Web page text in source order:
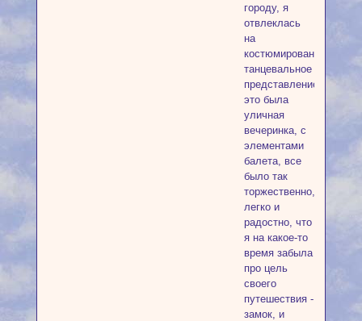
городу, я
отвлеклась
на
костюмированное
танцевальное
представление,
это была
уличная
вечеринка, с
элементами
балета, все
было так
торжественно,
легко и
радостно, что
я на какое-то
время забыла
про цель
своего
путешествия -
замок, и